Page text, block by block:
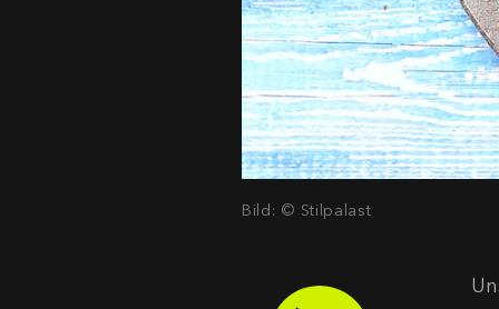
Bild: © Stilpalast